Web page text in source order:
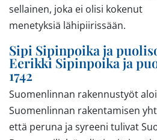
sellainen, joka ei olisi kokenut
menetyksiä lähipiirissään.
Sipi Sipinpoika ja
Eerikki Sipinpoika ja
1742
Suomenlinnan rakennustyöt
Suomenlinnan rakentamisen
että peruna ja syreeni tulivat